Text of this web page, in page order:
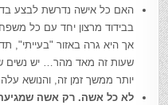
האם כל אישה נדרשת לבצע
בבידוד מרצון יחד עם כל
שעות זה מאד מהר… יש נשים
יותר ממשך זמן זה, והנושא
לא כל אשה. רק אשה